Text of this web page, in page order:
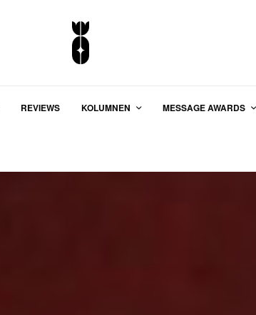
REVIEWS KOLUMNEN MESSAGE AWARDS